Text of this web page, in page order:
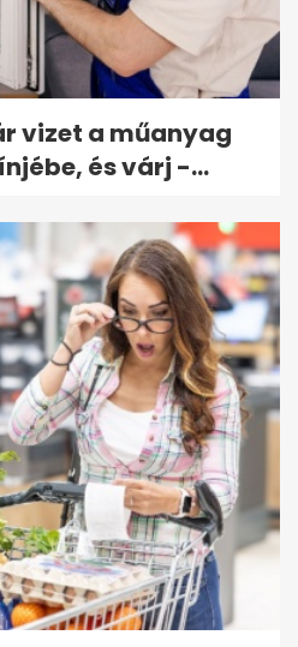
vizet a műanyag
és várj -...